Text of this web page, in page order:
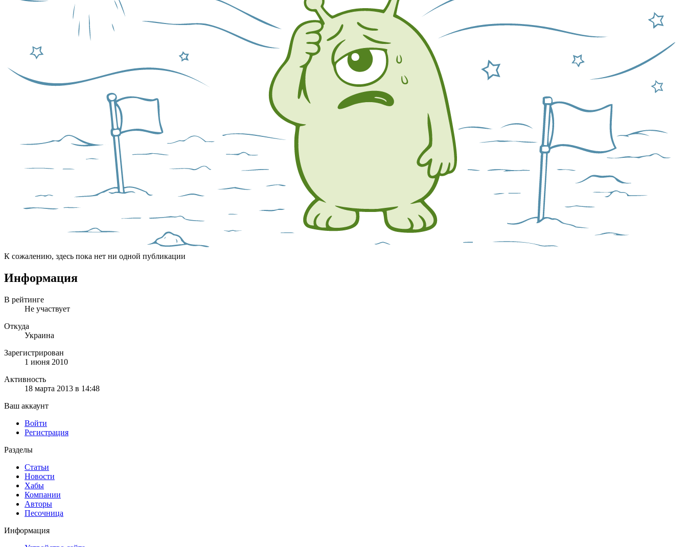
К сожалению, здесь пока нет ни одной публикации
Информация
В рейтинге
Не участвует
Откуда
Украина
Зарегистрирован
1 июня 2010
Активность
18 марта 2013 в 14:48
Ваш аккаунт
Войти
Регистрация
Разделы
Статьи
Новости
Хабы
Компании
Авторы
Песочница
Информация